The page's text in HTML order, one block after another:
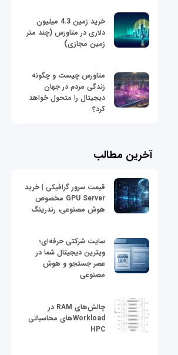
خرید زمین 4.3 میلیون
دلاری در متاورس (چند متر
زمین مجازی)
متاورس چیست و چگونه
زندگی مردم در جهان
دیجیتال را متحول خواهد
کرد؟
آخرین مطالب
قیمت سرور گرافیکی | خرید
GPU Server مخصوص
هوش مصنوعی، رندرینگ
سایت شرکتی حرفه‌ای؛
ویترین دیجیتال شما در
عصر جستجو و هوش
مصنوعی
چالش‌های RAM در
Workloadهای محاسباتی
HPC